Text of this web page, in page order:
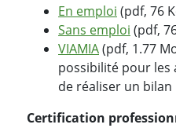
En emploi (pdf, 76
Sans emploi (pdf,
VIAMIA(pdf, 1.77
possibilité pour les
de réaliser un
Certification